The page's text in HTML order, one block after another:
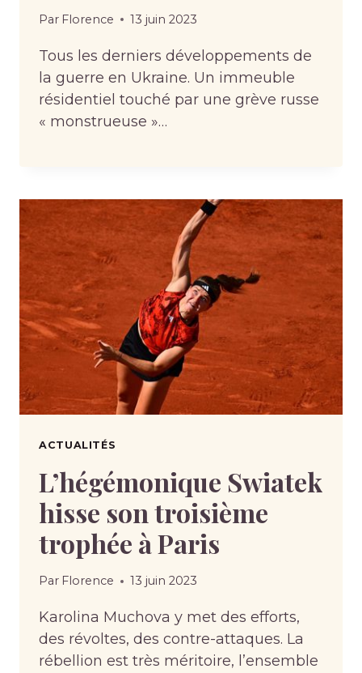
Par Florence 13 juin 2023
Tous les derniers développements de
la guerre en Ukraine. Un immeuble
résidentiel touché par une grève russe
« monstrueuse »…
ACTUALITÉS
L’hégémonique Swiatek
hisse son troisième
trophée à Paris
Par Florence 13 juin 2023
Karolina Muchova y met des efforts,
des révoltes, des contre-attaques. La
rébellion est très méritoire, l’ensemble